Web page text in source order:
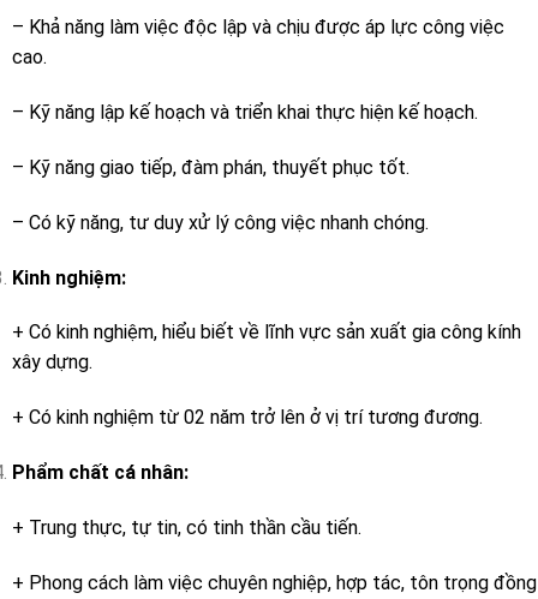
– Khả năng làm việc độc lập và chịu được áp lực công việc
cao.
– Kỹ năng lập kế hoạch và triển khai thực hiện kế hoạch.
– Kỹ năng giao tiếp, đàm phán, thuyết phục tốt.
– Có kỹ năng, tư duy xử lý công việc nhanh chóng.
Kinh nghiệm:
+ Có kinh nghiệm, hiểu biết về lĩnh vực sản xuất gia công kính
xây dựng.
+ Có kinh nghiệm từ 02 năm trở lên ở vị trí tương đương.
Phẩm chất cá nhân:
+ Trung thực, tự tin, có tinh thần cầu tiến.
+ Phong cách làm việc chuyên nghiệp, hợp tác, tôn trọng đồng